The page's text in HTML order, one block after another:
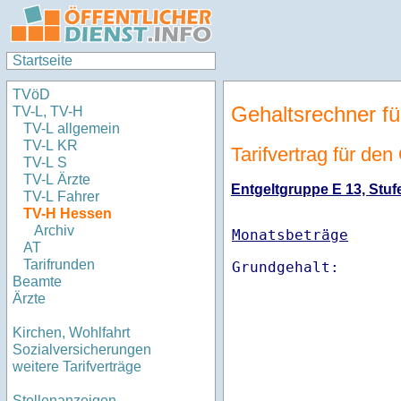
Startseite
TVöD
TV-L, TV-H
TV-L allgemein
TV-L KR
TV-L S
TV-L Ärzte
TV-L Fahrer
TV-H Hessen
Archiv
AT
Tarifrunden
Beamte
Ärzte
Kirchen, Wohlfahrt
Sozialversicherungen
weitere Tarifverträge
Gehaltsrechner
Tarifvertrag für
Entgeltgruppe E 13,
Monatsbeträge